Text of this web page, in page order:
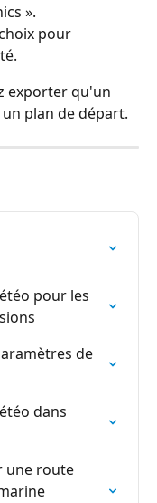
».
pour
exporter qu'un
plan de départ.
pour les
de
dans
une route